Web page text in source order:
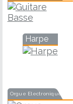
Harpe
Orgue Electronique